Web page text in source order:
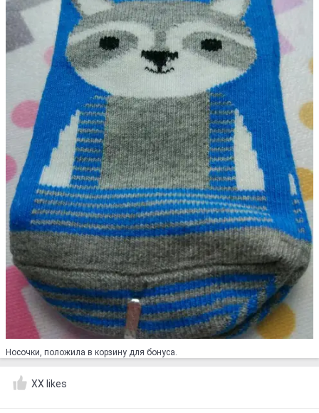
Носочки, положила в корзину для бонуса.
XX likes